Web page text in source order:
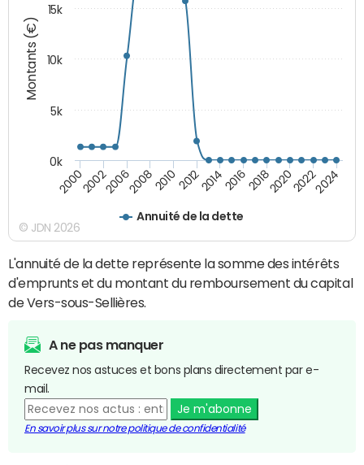
Montants (€)
Annuité de la dette
200020022006200820102012201420162018202020222024
0k
5k
10k
15k
© JDN 2026
L'annuité de la dette représente la somme des intérêts
d'emprunts et du montant du remboursement du capital
de Vers-sous-Sellières.
A ne pas manquer
Recevez nos astuces et bons plans directement par e-
mail.
Je m'abonne
En savoir plus sur notre politique de confidentialité